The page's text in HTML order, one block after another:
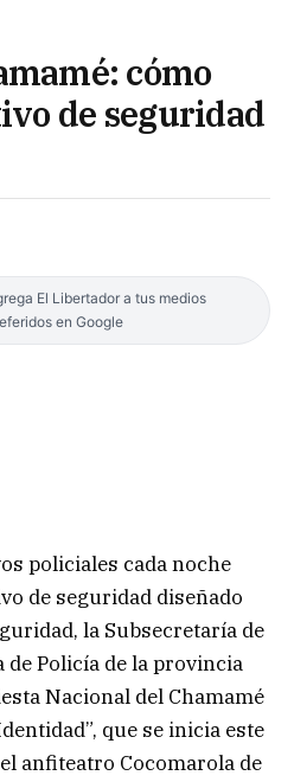
cómo
de seguridad
El Libertador a tus medios
en Google
policiales cada noche
de seguridad diseñado
la Subsecretaría de
de Policía de la provincia
Nacional del Chamamé
que se inicia este
anfiteatro Cocomarola de